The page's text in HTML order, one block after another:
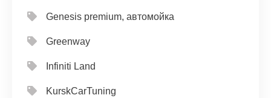
Genesis premium, автомойка
Greenway
Infiniti Land
KurskCarTuning